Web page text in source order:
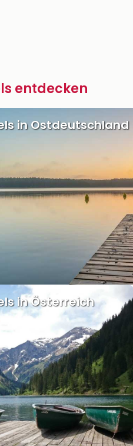
entdecken
in Ostdeutschland
in Österreich